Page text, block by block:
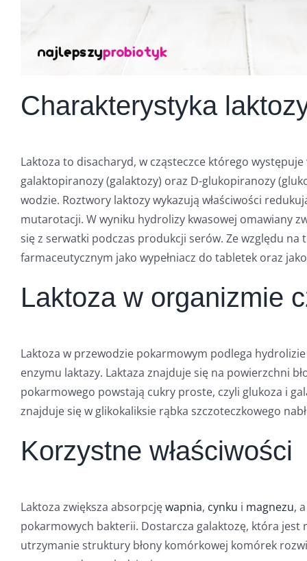
Charakterystyka
Laktoza to disacharyd, w cząsteczce którego
galaktopiranozy (galaktozy) oraz D-glukopiranozy
wodzie. Roztwory laktozy wykazują właściwości
mutarotacji. W wyniku hydrolizy kwasowej omawiany
się z serwatki podczas produkcji serów. Ze względu
farmaceutycznym jako wypełniacz do tabletek oraz
Laktoza w organizmie
Laktoza w przewodzie pokarmowym podlega
enzymu laktazy. Laktaza znajduje się na powierzchni
pokarmowego powstają cukry proste, czyli glukoza i
znajduje się w glikokaliksie rąbka szczoteczkowego
Korzystne właściwości
Laktoza zwiększa absorpcjęwapnia, cynku i magnezu,
pokarmowych bakterii. Dostarcza galaktozę, która
utrzymanie struktury błony komórkowej komórek